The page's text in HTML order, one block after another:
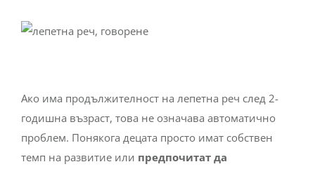
Ако има продължителност на лепетна реч след 2-
годишна възраст, това не означава автоматично
проблем. Понякога децата просто имат собствен
темп на развитие или предпочитат да